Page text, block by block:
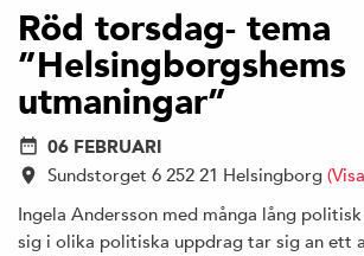
Röd torsdag- tema
”Helsingborgshems
utmaningar”
06 FEBRUARI
Sundstorget 6 252 21 Helsingborg
Ingela Andersson med många lång
sig i olika politiska uppdrag tar sig an ett